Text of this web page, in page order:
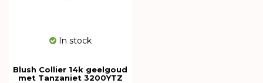
In stock
Blush Collier 14k geelgoud
met Tanzaniet 3200YTZ